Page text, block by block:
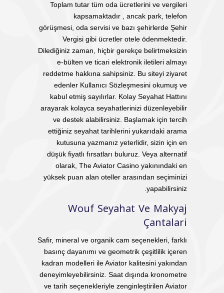
Toplam tutar tüm oda ücretlerini ve vergileri
kapsamaktadır , ancak park, telefon
görüşmesi, oda servisi ve bazı şehirlerde Şehir
Vergisi gibi ücretler otele ödenmektedir.
Dilediğiniz zaman, hiçbir gerekçe belirtmeksizin
e-bülten ve ticari elektronik iletileri almayı
reddetme hakkına sahipsiniz. Bu siteyi ziyaret
edenler Kullanıcı Sözleşmesini okumuş ve
kabul etmiş sayılırlar. Kolay Seyahat Hattını
arayarak kolayca seyahatlerinizi düzenleyebilir
ve destek alabilirsiniz. Başlamak için tercih
ettiğiniz seyahat tarihlerini yukarıdaki arama
kutusuna yazmanız yeterlidir, sizin için en
düşük fiyatlı fırsatları buluruz. Veya alternatif
olarak, The Aviator Casino yakınındaki en
yüksek puan alan oteller arasından seçiminizi
yapabilirsiniz.
Wouf Seyahat Ve Makyaj
Çantalari
Safir, mineral ve organik cam seçenekleri, farklı
basınç dayanımı ve geometrik çeşitlilik içeren
kadran modelleri ile Aviator kalitesini yakından
deneyimleyebilirsiniz. Saat dışında kronometre
ve tarih seçenekleriyle zenginleştirilen Aviator